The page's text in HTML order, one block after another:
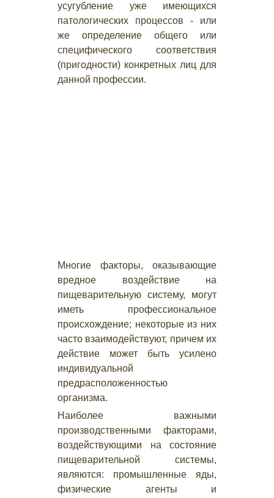
усугубление уже имеющихся
патологических процессов - или
же определение общего или
специфического соответствия
(пригодности) конкретных лиц для
данной профессии.
Многие факторы, оказывающие
вредное воздействие на
пищеварительную систему, могут
иметь профессиональное
происхождение; некоторые из них
часто взаимодействуют, причем их
действие может быть усилено
индивидуальной
предрасположенностью
организма.
Наиболее важными
производственными факторами,
воздействующими на состояние
пищеварительной системы,
являются: промышленные яды,
физические агенты и